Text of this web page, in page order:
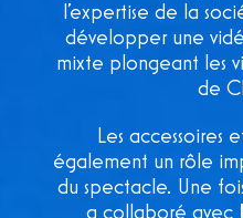
l’expertise de la
développer une
mixte plongeant les
de
Les accessoires
également un rôle
du spectacle. Une
a collaboré avec